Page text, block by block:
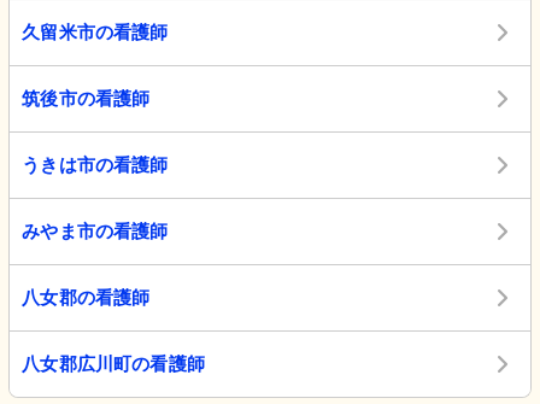
久留米市の看護師
筑後市の看護師
うきは市の看護師
みやま市の看護師
八女郡の看護師
八女郡広川町の看護師